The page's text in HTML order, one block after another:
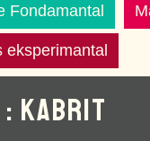
Fondamantal
eksperimantal
: KABRIT